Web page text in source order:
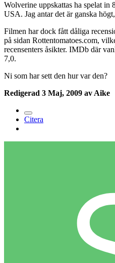
Wolverine uppskattas ha spelat
USA. Jag antar det är ganska
Filmen har dock fått dåliga
på sidan Rottentomatoes.com,
recensenters åsikter. IMDb där
7,0.
Ni som har sett den hur var den?
Redigerad 3 Maj, 2009 av Aike
Citera